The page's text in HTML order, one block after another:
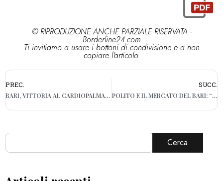
© RIPRODUZIONE ANCHE PARZIALE RISERVATA -
Borderline24.com
Ti invitiamo a usare i bottoni di condivisione e a non
copiare l'articolo.
PREC.
BARI, VITTORIA AL CARDIOPALMA: A FERRARA TERMINA 3-4 PER I GALLETTI
SUCC.
POLITO E IL MERCATO DEL BARI: “LE RISORSE ECONOMICHE NON SONO IMPORTANTI”
Cerca